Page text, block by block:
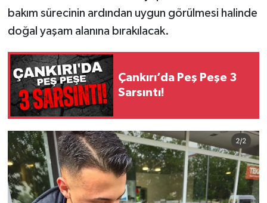
bakım sürecinin ardından uygun görülmesi halinde
doğal yaşam alanına bırakılacak.
Çankırı’da Peş Peşe 3
Sarsıntı!